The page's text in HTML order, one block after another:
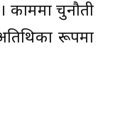
काममा चुनौती
रूपमा